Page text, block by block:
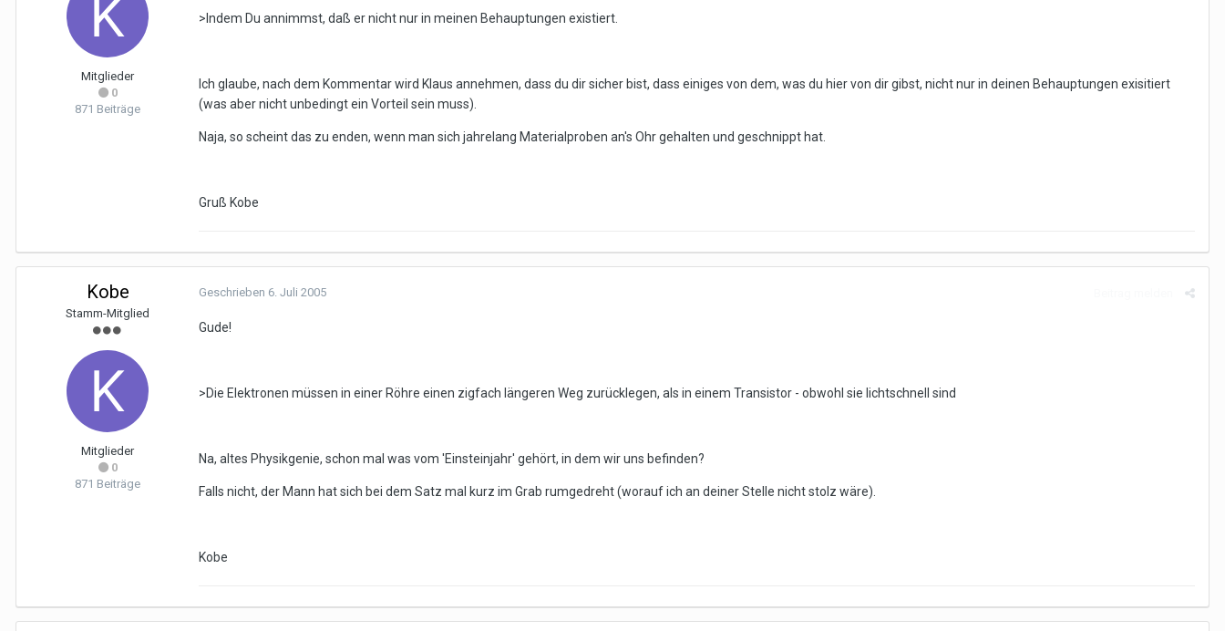
Mitglieder
0
871 Beiträge
>Indem Du annimmst, daß er nicht nur in meinen Behauptungen existiert.
Ich glaube, nach dem Kommentar wird Klaus annehmen, dass du dir sicher bist, dass einiges von dem, was du hier von dir gibst, nicht nur in deinen Behauptungen exisitiert
(was aber nicht unbedingt ein Vorteil sein muss).
Naja, so scheint das zu enden, wenn man sich jahrelang Materialproben an's Ohr gehalten und geschnippt hat.
Gruß Kobe
Kobe
Stamm-Mitglied
Mitglieder
0
871 Beiträge
Geschrieben 6. Juli 2005
Gude!
>Die Elektronen müssen in einer Röhre einen zigfach längeren Weg zurücklegen, als in einem Transistor - obwohl sie lichtschnell sind
Na, altes Physikgenie, schon mal was vom 'Einsteinjahr' gehört, in dem wir uns befinden?
Falls nicht, der Mann hat sich bei dem Satz mal kurz im Grab rumgedreht (worauf ich an deiner Stelle nicht stolz wäre).
Kobe